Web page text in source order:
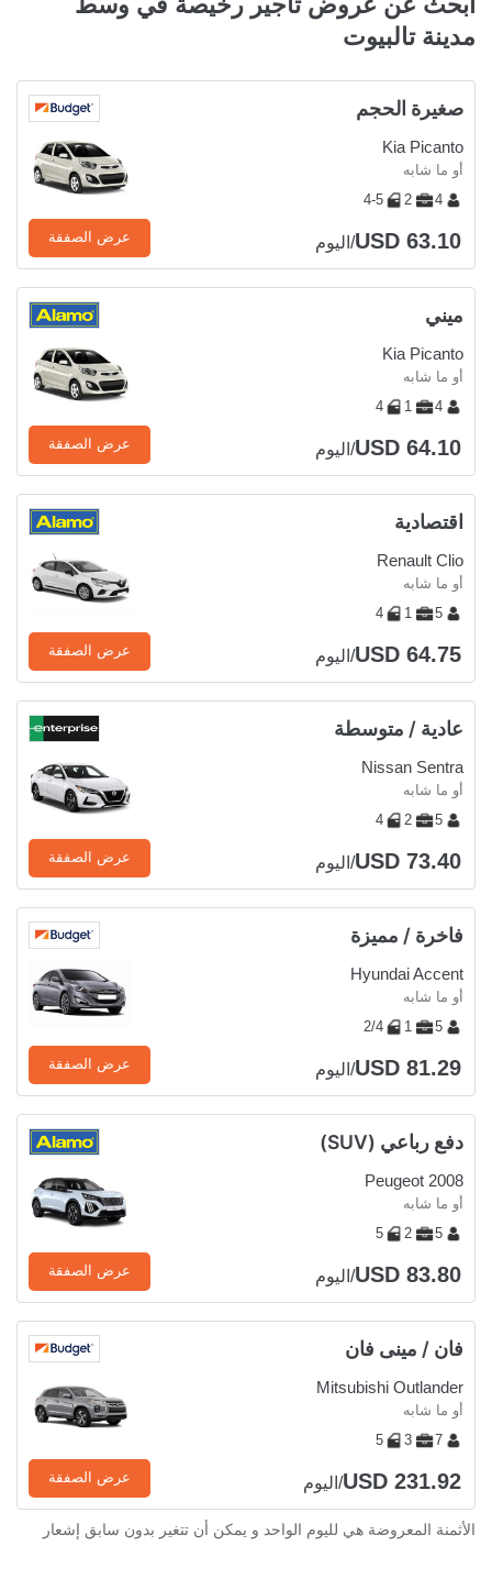
مدينة تالبيوت
صغيرة الحجم
Kia Picanto
أو ما شابه
4
2
4-5
USD 63.10/اليوم عرض الصفقة
ميني
Kia Picanto
أو ما شابه
4
1
4
USD 64.10/اليوم عرض الصفقة
اقتصادية
Renault Clio
أو ما شابه
5
1
4
USD 64.75/اليوم عرض الصفقة
عادية / متوسطة
Nissan Sentra
أو ما شابه
5
2
4
USD 73.40/اليوم عرض الصفقة
فاخرة / مميزة
Hyundai Accent
أو ما شابه
5
1
2/4
USD 81.29/اليوم عرض الصفقة
دفع رباعي (SUV)
Peugeot 2008
أو ما شابه
5
2
5
USD 83.80/اليوم عرض الصفقة
فان / مينى فان
Mitsubishi Outlander
أو ما شابه
7
3
5
USD 231.92/اليوم عرض الصفقة
الأثمنة المعروضة هي لليوم الواحد و يمكن أن تتغير بدون سابق إشعار